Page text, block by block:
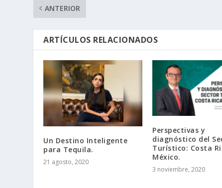
ANTERIOR
ARTÍCULOS RELACIONADOS
Un Destino Inteligente
para Tequila.
21 agosto, 2020
Perspectivas y
diagnóstico del
Turístico: Costa
México.
3 noviembre, 2020